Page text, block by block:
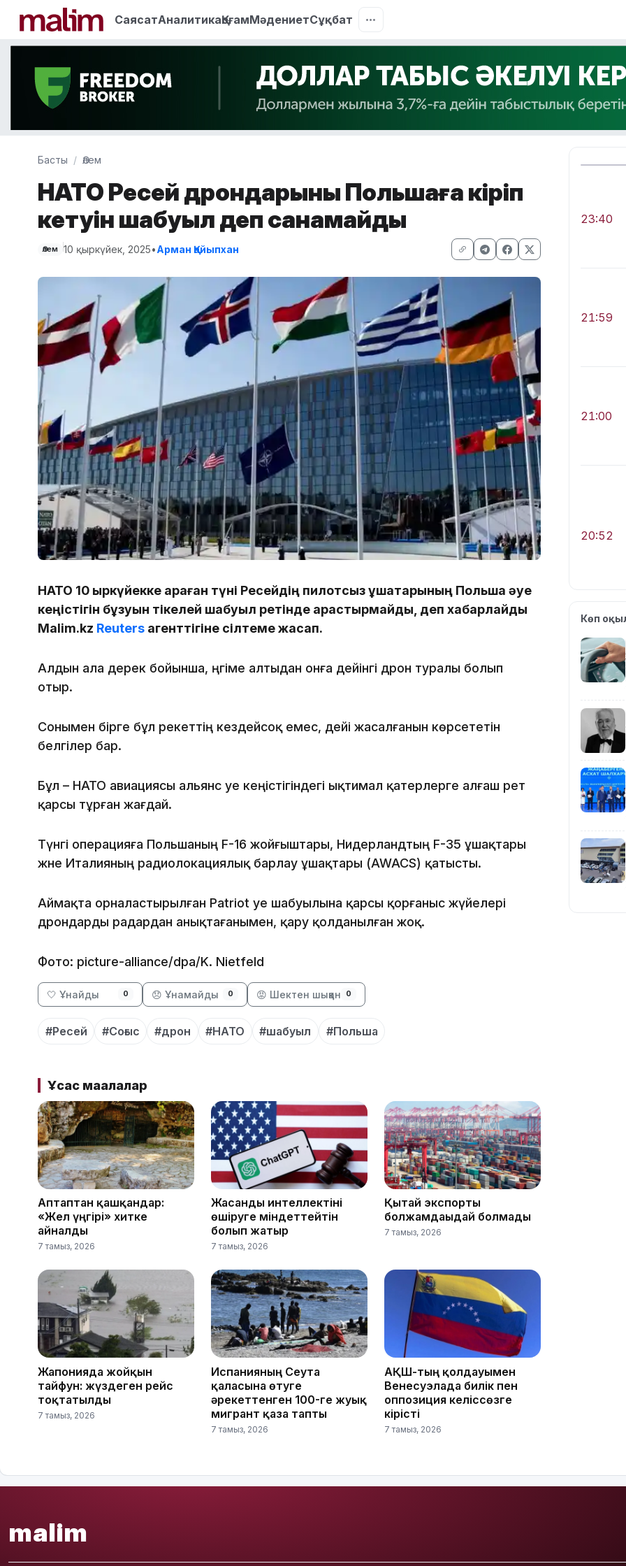
СаясатАналитикаҚоғамМәдениетСұқбат
Басты Әлем
НАТО Ресей дрондарының Польшаға кіріп
кетуін шабуыл деп санамайды
Әлем 10 қыркүйек, 2025•Арман Қайыпхан
НАТО 10 қыркүйекке қараған түні Ресейдің пилотсыз ұшақтарының Польша әуе
кеңістігін бұзуын тікелей шабуыл ретінде қарастырмайды, деп хабарлайды
Malim.kz Reuters агенттігіне сілтеме жасап.
Алдын ала дерек бойынша, әңгіме алтыдан онға дейінгі дрон туралы болып
отыр.
Сонымен бірге бұл әрекеттің кездейсоқ емес, әдейі жасалғанын көрсететін
белгілер бар.
Бұл – НАТО авиациясы альянс әуе кеңістігіндегі ықтимал қатерлерге алғаш рет
қарсы тұрған жағдай.
Түнгі операцияға Польшаның F-16 жойғыштары, Нидерландтың F-35 ұшақтары
және Италияның радиолокациялық барлау ұшақтары (AWACS) қатысты.
Аймақта орналастырылған Patriot әуе шабуылына қарсы қорғаныс жүйелері
дрондарды радардан анықтағанымен, қару қолданылған жоқ.
Фото: picture-alliance/dpa/K. Nietfeld
🤍 Ұнайды 0 😞 Ұнамайды 0 😡 Шектен шыққан 0
#Ресей #Соғыс #дрон #НАТО #шабуыл #Польша
Ұқсас мақалалар
Аптаптан қашқандар:
«Жел үңгірі» хитке
айналды
7 тамыз, 2026
Жасанды интеллектіні
өшіруге міндеттейтін
болып жатыр
7 тамыз, 2026
Қытай экспорты
болжамдағыдай болмады
7 тамыз, 2026
Жапонияда жойқын
тайфун: жүздеген рейс
тоқтатылды
7 тамыз, 2026
Испанияның Сеута
қаласына өтуге
әрекеттенген 100-ге жуық
мигрант қаза тапты
7 тамыз, 2026
АҚШ-тың қолдауымен
Венесуэлада билік пен
оппозиция келіссөзге
кірісті
7 тамыз, 2026
23:40
21:59
21:00
20:52
19:39
18:45
Көп
malim